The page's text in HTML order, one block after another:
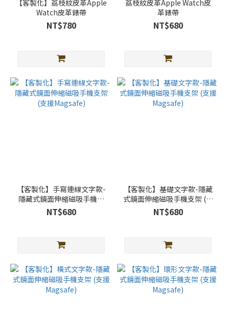
【客製化】荔枝紋皮革Apple
Watch皮革錶帶
NT$780
荔枝紋皮革Apple Watch皮
革錶帶
NT$680
【客製化】手寫連線文字款-
隱藏式鏡面伸縮磁吸手機支
架 (支援Magsafe)
NT$680
【客製化】基礎文字款-隱藏
式鏡面伸縮磁吸手機支架 (支
援Magsafe)
NT$680